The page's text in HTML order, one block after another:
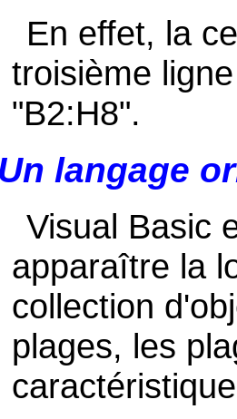
En effet, la
troisième
"B2:H8".
langage
Visual Basic
apparaître la
collection
plages, les